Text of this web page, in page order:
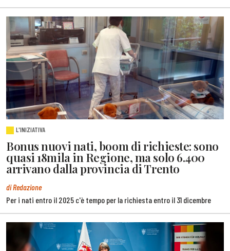
L'INIZIATIVA
Bonus nuovi nati, boom di richieste: sono
quasi 18mila in Regione, ma solo 6.400
arrivano dalla provincia di Trento
di Redazione
Per i nati entro il 2025 c'è tempo per la richiesta entro il 31 dicembre